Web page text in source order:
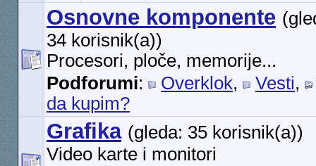
Osnovne komponente
34 korisnik(a))
Procesori, ploče, memorije...
Podforumi: Overklok, Vesti,
da kupim?
Grafika (gleda: 35 korisnik(a))
Video karte i monitori